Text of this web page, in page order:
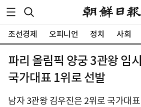
조선경제 오피니언 정치 사회
파리 올림픽 양궁 3관왕 임
국가대표 1위로 선발
남자 3관왕 김우진은 2위로 국가대